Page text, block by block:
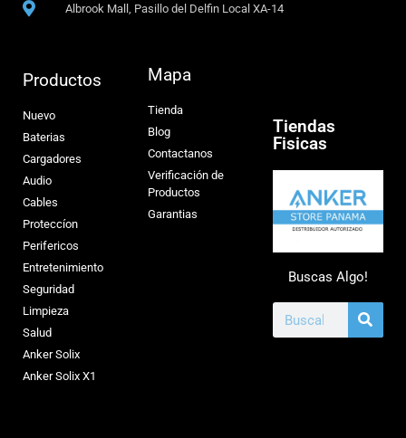
Albrook Mall, Pasillo del Delfin Local XA-14
Productos
Nuevo
Baterias
Cargadores
Audio
Cables
Proteccíon
Perifericos
Entretenimiento
Seguridad
Limpieza
Salud
Anker Solix
Anker Solix X1
Mapa
Tienda
Blog
Contactanos
Verificación de
Productos
Garantias
Tiendas
Fisicas
Buscas Algo!